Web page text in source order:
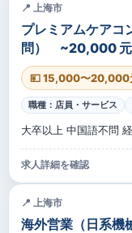
📍 上海市
プレミアムケアコ
問） ~20,000 元
💴 15,000〜20,000
職種：店員・サービス
大卒以上 中国語不問
求人詳細を確認
📍 上海市
海外営業（日系